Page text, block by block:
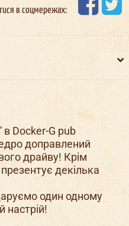
в соцмережах:
в Docker-G pub
доправлений
драйву! Крім
декілька
один одному
настрій!